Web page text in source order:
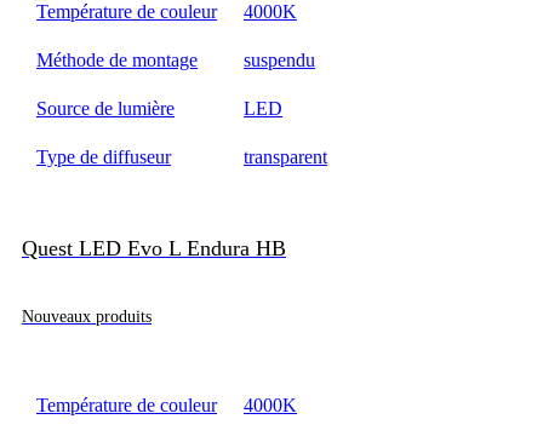
Température de couleur 4000K
Méthode de montage suspendu
Source de lumière LED
Type de diffuseur transparent
Quest LED Evo L Endura HB
Nouveaux produits
Température de couleur 4000K